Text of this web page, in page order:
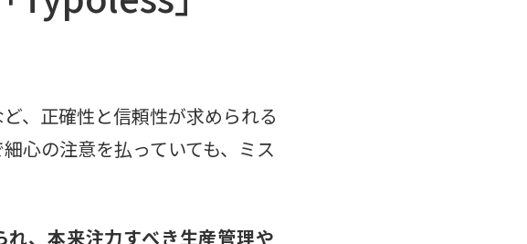
、正確性と信頼性が求められる
心の注意を払っていても、ミス
、本来注力すべき生産管理や